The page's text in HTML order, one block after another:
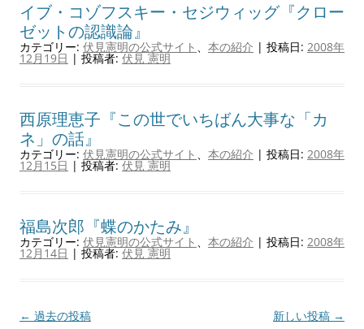
イブ・コゾフスキー・セジウィッグ『クロー
ゼットの認識論』
カテゴリー: 伏見憲明の公式サイト 、 本の紹介 | 投稿日: 2008年
12月19日 | 投稿者:伏見 憲明
西原理恵子『この世でいちばん大事な「カ
ネ」の話』
カテゴリー: 伏見憲明の公式サイト 、 本の紹介 | 投稿日: 2008年
12月15日 | 投稿者:伏見 憲明
福島次郎『蝶のかたみ』
カテゴリー: 伏見憲明の公式サイト 、 本の紹介 | 投稿日: 2008年
12月14日 | 投稿者:伏見 憲明
投
← 過去の投稿 新しい投稿 →